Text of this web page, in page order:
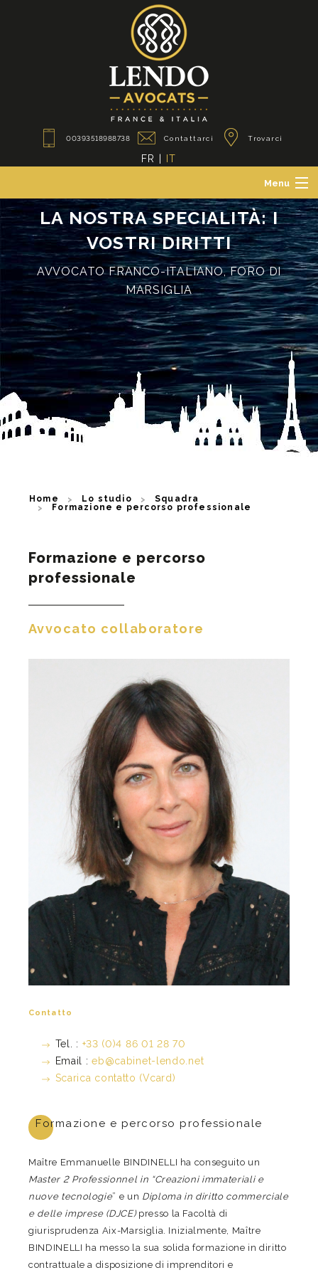
00393518988738 Contattarci Trovarci
FR IT
Menu
Lo studio
Avvocati dei privati
Avvocati dei professionisti
Avvocati franco-italiani
Attualita'
Contatti
LA NOSTRA SPECIALITÀ: I
VOSTRI DIRITTI
AVVOCATO FRANCO-ITALIANO, FORO DI
MARSIGLIA
Home Lo studio
Squadra
Formazione e percorso professionale
Formazione e percorso
professionale
Avvocato collaboratore
Contatto
Tel. : +33 (0)4 86 01 28 70
Email :eb@cabinet-lendo.net
Scarica contatto (Vcard)
Formazione e percorso professionale
Maître Emmanuelle BINDINELLI ha conseguito un
Master 2 Professionnel in “Creazioni immateriali e
nuove tecnologie” e un Diploma in diritto commerciale
e delle imprese (DJCE)presso la Facoltà di
giurisprudenza Aix-Marsiglia. Inizialmente, Maître
BINDINELLI ha messo la sua solida formazione in diritto
contrattuale a disposizione di imprenditori e